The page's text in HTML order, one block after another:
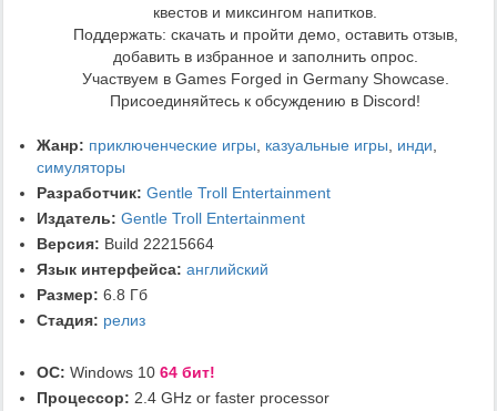
квестов и миксингом напитков.
Поддержать: скачать и пройти демо, оставить отзыв,
добавить в избранное и заполнить опрос.
Участвуем в Games Forged in Germany Showcase.
Присоединяйтесь к обсуждению в Discord!
Жанр: приключенческие игры казуальные игры инди
симуляторы
Разработчик: Gentle Troll Entertainment
Издатель: Gentle Troll Entertainment
Версия: Build 22215664
Язык интерфейса: английский
Размер: 6.8 Гб
Стадия: релиз
ОС: Windows 10 64 бит!
Процессор: 2.4 GHz or faster processor